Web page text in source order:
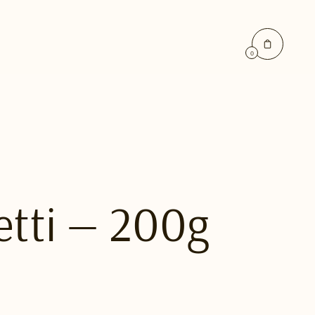
0
— 200g